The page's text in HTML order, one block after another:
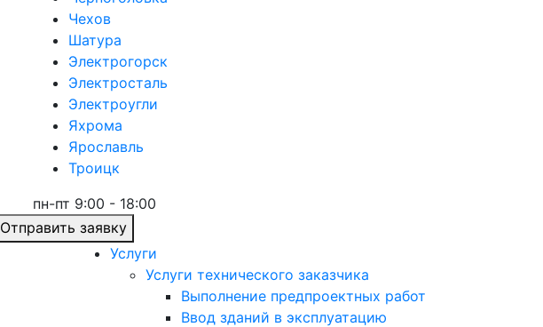
Чехов
Шатура
Электрогорск
Электросталь
Электроугли
Яхрома
Ярославль
Троицк
пн-пт 9:00 - 18:00
Отправить заявку
Услуги
Услуги технического заказчика
Выполнение предпроектных работ
Ввод зданий в эксплуатацию